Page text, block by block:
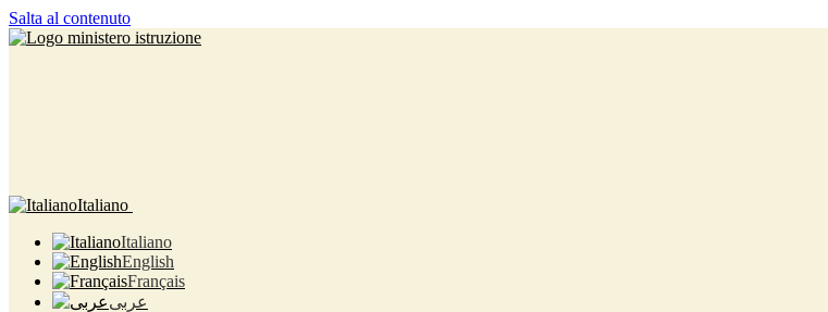
Salta al contenuto
Italiano
Italiano
English
Français
عربى